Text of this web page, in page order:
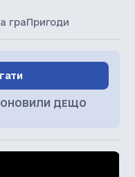
граПригоди
ДЕЩО